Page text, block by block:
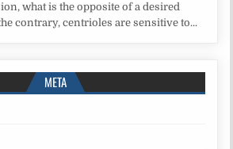
what is the opposite of a desired
contrary, centrioles are sensitive to...
META